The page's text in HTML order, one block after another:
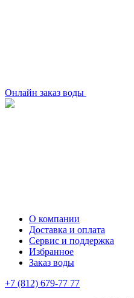
Онлайн заказ воды
О компании
Доставка и оплата
Сервис и поддержка
Избранное
Заказ воды
+7 (812) 679-77 77